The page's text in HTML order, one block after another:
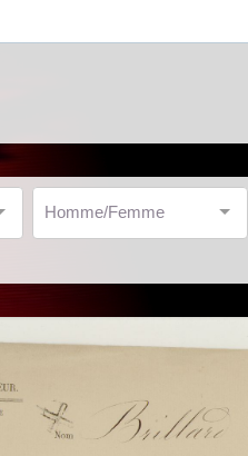
Homme/Femme